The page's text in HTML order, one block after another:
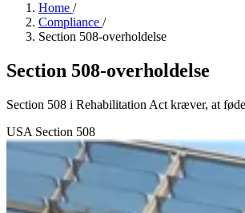
Home /
Compliance /
Section 508-overholdelse
Section 508-overholdelse
Section 508 i Rehabilitation Act kræver, at
USA Section 508